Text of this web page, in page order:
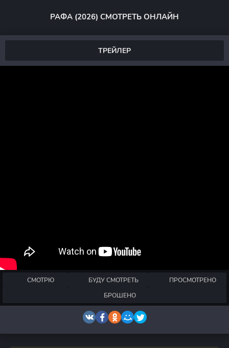
РАФА (2026) СМОТРЕТЬ ОНЛАЙН
ТРЕЙЛЕР
СМОТРЮ БУДУ СМОТРЕТЬ
ПРОСМОТРЕНО
БРОШЕНО